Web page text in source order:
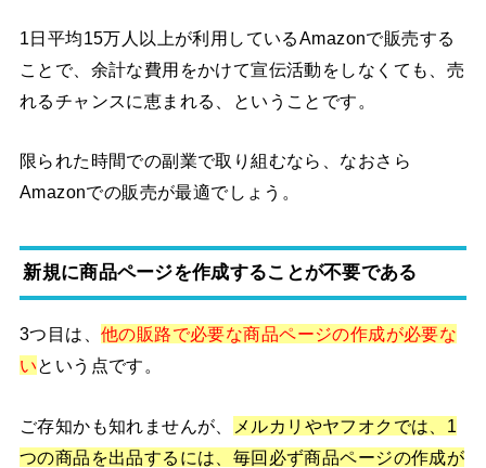
1日平均15万人以上が利用しているAmazonで販売する
ことで、余計な費用をかけて宣伝活動をしなくても、売
れるチャンスに恵まれる、ということです。
限られた時間での副業で取り組むなら、なおさら
Amazonでの販売が最適でしょう。
新規に商品ページを作成することが不要である
3つ目は、 他の販路で必要な商品ページの作成が必要な
いという点です。
ご存知かも知れませんが、
メルカリやヤフオクでは、1
つの商品を出品するには、毎回必ず商品ページの作成が